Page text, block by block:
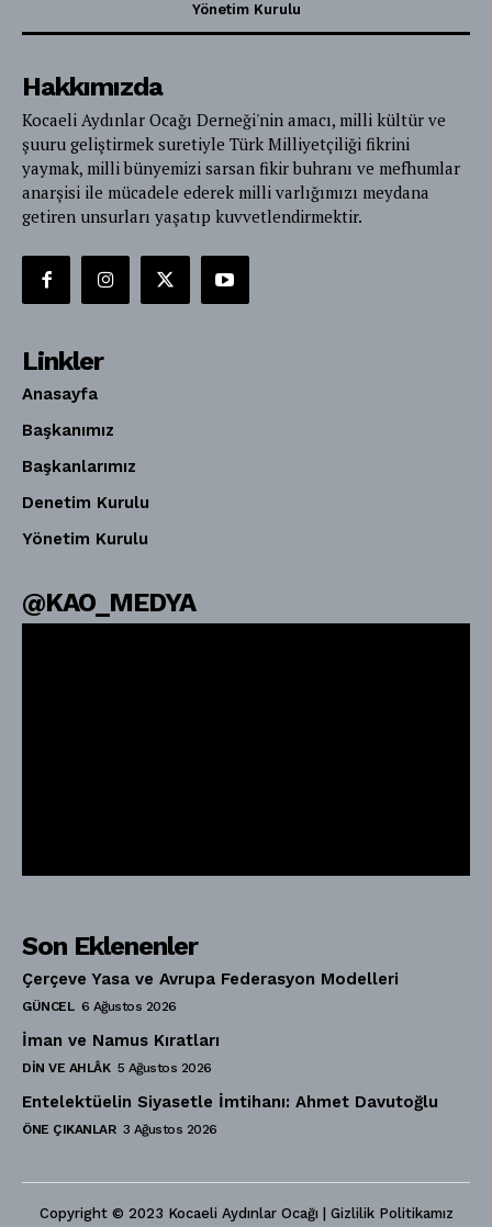
Yönetim Kurulu
Hakkımızda
Kocaeli Aydınlar Ocağı Derneği'nin amacı, milli kültür ve
şuuru geliştirmek suretiyle Türk Milliyetçiliği fikrini
yaymak, milli bünyemizi sarsan fikir buhranı ve mefhumlar
anarşisi ile mücadele ederek milli varlığımızı meydana
getiren unsurları yaşatıp kuvvetlendirmektir.
Linkler
Anasayfa
Başkanımız
Başkanlarımız
Denetim Kurulu
Yönetim Kurulu
@KAO_MEDYA
Son Eklenenler
Çerçeve Yasa ve Avrupa Federasyon Modelleri
GÜNCEL 6 Ağustos 2026
İman ve Namus Kıratları
DIN VE AHLÂK 5 Ağustos 2026
Entelektüelin Siyasetle İmtihanı: Ahmet Davutoğlu
ÖNE ÇIKANLAR 3 Ağustos 2026
Copyright © 2023 Kocaeli Aydınlar Ocağı | Gizlilik Politikamız